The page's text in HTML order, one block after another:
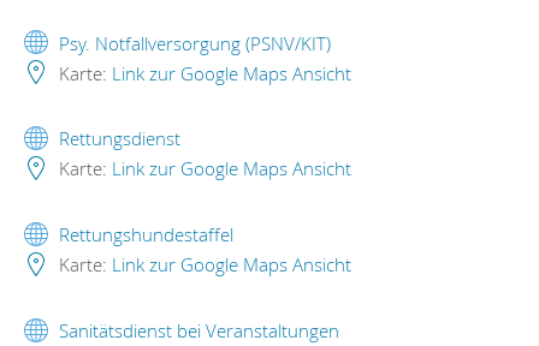
Psy. Notfallversorgung (PSNV/KIT)
Karte: Link zur Google Maps Ansicht
Rettungsdienst
Karte: Link zur Google Maps Ansicht
Rettungshundestaffel
Karte: Link zur Google Maps Ansicht
Sanitätsdienst bei Veranstaltungen